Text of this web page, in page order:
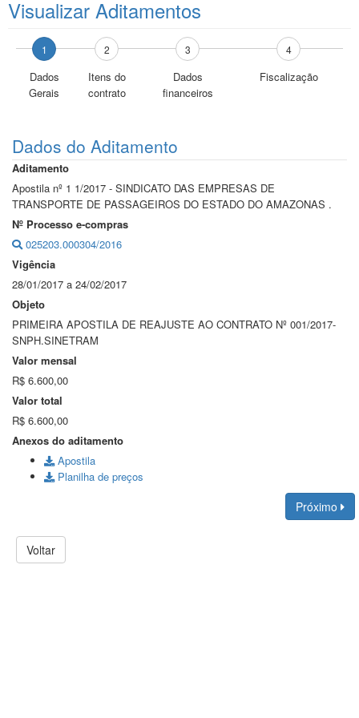
Visualizar Aditamentos
1
Dados
Gerais
2
Itens do
contrato
3
Dados
financeiros
4
Fiscalização
Dados do Aditamento
Aditamento
Apostila nº 1 1/2017 - SINDICATO DAS EMPRESAS DE
TRANSPORTE DE PASSAGEIROS DO ESTADO DO AMAZONAS .
Nº Processo e-compras
025203.000304/2016
Vigência
28/01/2017 a 24/02/2017
Objeto
PRIMEIRA APOSTILA DE REAJUSTE AO CONTRATO Nº 001/2017-
SNPH.SINETRAM
Valor mensal
R$ 6.600,00
Valor total
R$ 6.600,00
Anexos do aditamento
Apostila
Planilha de preços
Próximo